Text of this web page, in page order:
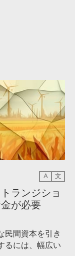
A 文
ランジショ
が必要
民間資本を引き
るには、幅広い